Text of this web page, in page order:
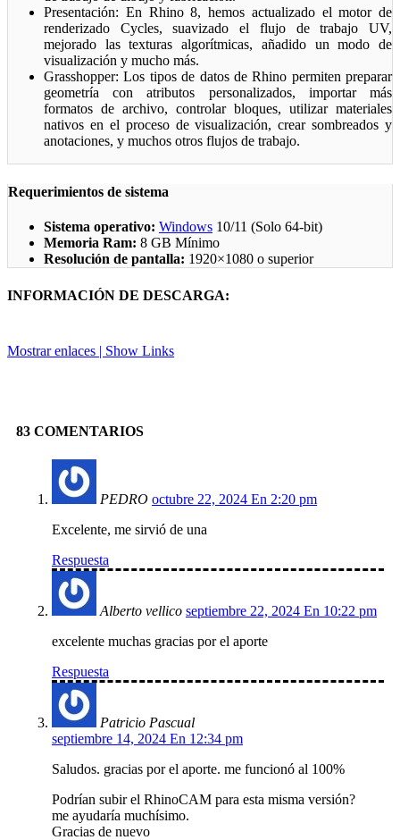
Presentación: En Rhino 8, hemos actualizado el motor de
renderizado Cycles, suavizado el flujo de trabajo UV,
mejorado las texturas algorítmicas, añadido un modo de
visualización y mucho más.
Grasshopper: Los tipos de datos de Rhino permiten preparar
geometría con atributos personalizados, importar más
formatos de archivo, controlar bloques, utilizar materiales
nativos en el proceso de visualización, crear sombreados y
anotaciones, y muchos otros flujos de trabajo.
Requerimientos de sistema
Sistema operativo: Windows 10/11 (Solo 64-bit)
Memoria Ram: 8 GB Mínimo
Resolución de pantalla: 1920×1080 o superior
INFORMACIÓN DE DESCARGA:
Mostrar enlaces | Show Links
83 COMENTARIOS
PEDRO octubre 22, 2024 En 2:20 pm
Excelente, me sirvió de una
Respuesta
Alberto vellico septiembre 22, 2024 En 10:22 pm
excelente muchas gracias por el aporte
Respuesta
Patricio Pascual
septiembre 14, 2024 En 12:34 pm
Saludos. gracias por el aporte. me funcionó al 100%
Podrían subir el RhinoCAM para esta misma versión?
me ayudaría muchísimo.
Gracias de nuevo